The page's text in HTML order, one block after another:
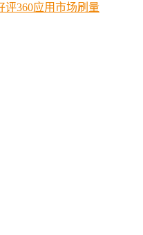
评360应用市场刷量